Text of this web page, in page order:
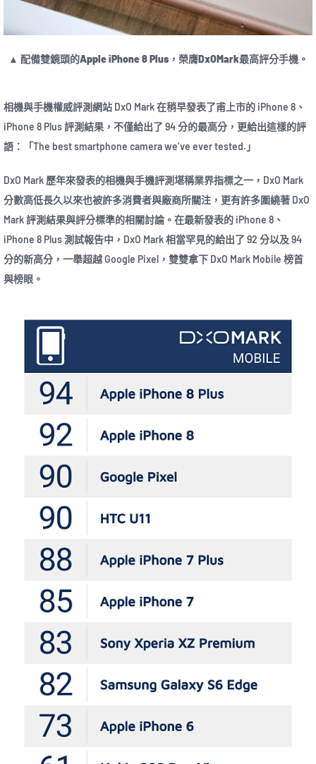
▲ 配備雙鏡頭的Apple iPhone 8 Plus，榮膺DxOMark最高評分手機。
相機與手機權威評測網站 DxO Mark 在稍早發表了甫上市的 iPhone 8、
iPhone 8 Plus 評測結果，不僅給出了 94 分的最高分，更給出這樣的評
語：「The best smartphone camera we’ve ever tested.」
DxO Mark 歷年來發表的相機與手機評測堪稱業界指標之一，DxO Mark
分數高低長久以來也被許多消費者與廠商所關注，更有許多圍繞著 DxO
Mark 評測結果與評分標準的相關討論。在最新發表的 iPhone 8、
iPhone 8 Plus 測試報告中，DxO Mark 相當罕見的給出了 92 分以及 94
分的新高分，一舉超越 Google Pixel，雙雙拿下 DxO Mark Mobile 榜首
與榜眼。